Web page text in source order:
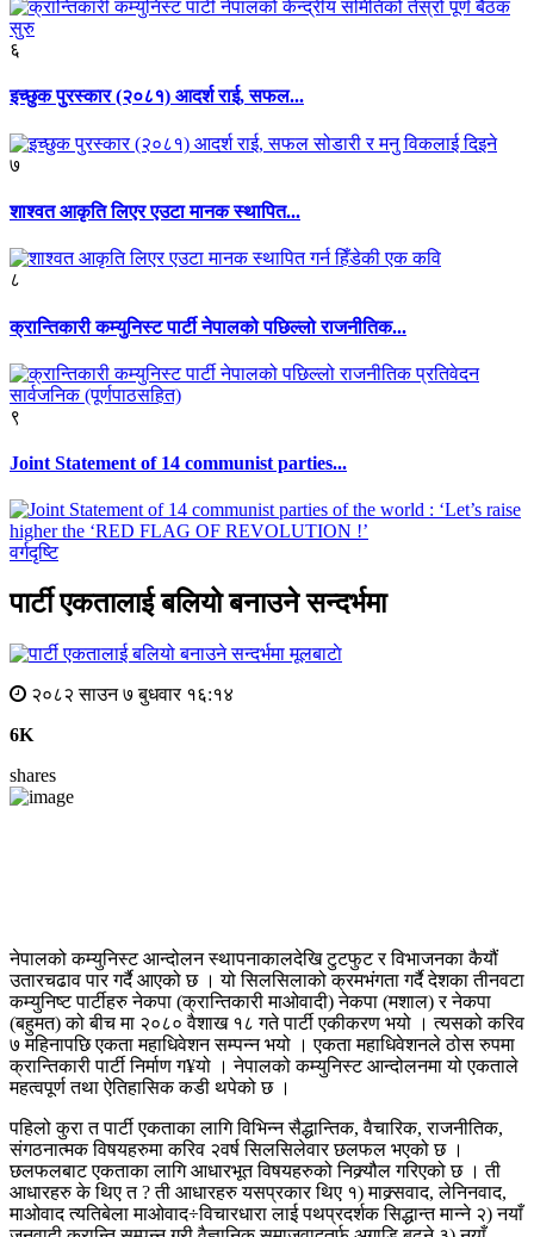
६
इच्छुक पुरस्कार (२०८१) आदर्श राई, सफल...
७
शाश्वत आकृति लिएर एउटा मानक स्थापित...
८
क्रान्तिकारी कम्युनिस्ट पार्टी नेपालको पछिल्लो राजनीतिक...
९
Joint Statement of 14 communist parties...
वर्गदृष्टि
पार्टी एकतालाई बलियो बनाउने सन्दर्भमा
मूलबाटाे
२०८२ साउन ७ बुधवार १६:१४
6K
shares
नेपालको कम्युनिस्ट आन्दोलन स्थापनाकालदेखि टुटफुट र विभाजनका कैयौं
उतारचढाव पार गर्दै आएको छ । यो सिलसिलाको क्रमभंगता गर्दै देशका तीनवटा
कम्युनिष्ट पार्टीहरु नेकपा (क्रान्तिकारी माओवादी) नेकपा (मशाल) र नेकपा
(बहुमत) को बीच मा २०८० वैशाख १८ गते पार्टी एकीकरण भयो । त्यसको करिव
७ महिनापछि एकता महाधिवेशन सम्पन्न भयो । एकता महाधिवेशनले ठोस रुपमा
क्रान्तिकारी पार्टी निर्माण ग¥यो । नेपालको कम्युनिस्ट आन्दोलनमा यो एकताले
महत्वपूर्ण तथा ऐतिहासिक कडी थपेको छ ।
पहिलो कुरा त पार्टी एकताका लागि विभिन्न सैद्धान्तिक, वैचारिक, राजनीतिक,
संगठनात्मक विषयहरुमा करिव २वर्ष सिलसिलेवार छलफल भएको छ ।
छलफलबाट एकताका लागि आधारभूत विषयहरुको निक्र्यौल गरिएको छ । ती
आधारहरु के थिए त ? ती आधारहरु यसप्रकार थिए १) माक्र्सवाद, लेनिनवाद,
माओवाद त्यतिबेला माओवाद÷विचारधारा लाई पथप्रदर्शक सिद्धान्त मान्ने २) नयाँ